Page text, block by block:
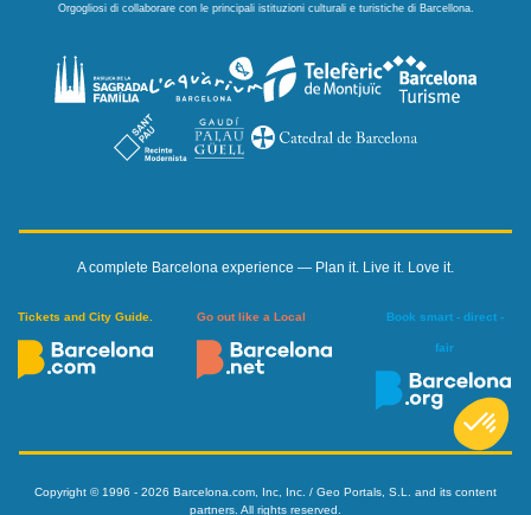
Orgogliosi di collaborare con le principali istituzioni culturali e turistiche di Barcellona.
A complete Barcelona experience — Plan it. Live it. Love it.
Tickets and City Guide. Go out like a Local Book smart - direct -
fair
Copyright © 1996 - 2026 Barcelona.com, Inc, Inc. / Geo Portals, S.L. and its content
partners. All rights reserved.